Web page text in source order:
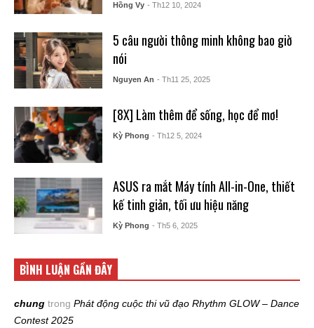
Hồng Vy - Th12 10, 2024
5 câu người thông minh không bao giờ
nói
Nguyen An - Th11 25, 2025
[8X] Làm thêm để sống, học để mơ!
Kỳ Phong - Th12 5, 2024
ASUS ra mắt Máy tính All-in-One, thiết
kế tinh giản, tối ưu hiệu năng
Kỳ Phong - Th5 6, 2025
BÌNH LUẬN GẦN ĐÂY
chung trong Phát động cuộc thi vũ đạo Rhythm GLOW – Dance
Contest 2025